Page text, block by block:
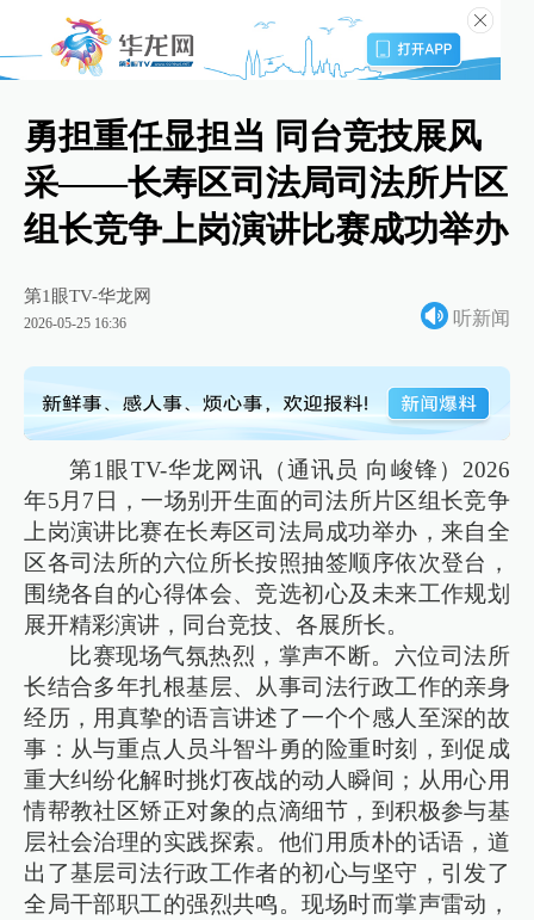
勇担重任显担当 同台竞技展风
采——长寿区司法局司法所片区
组长竞争上岗演讲比赛成功举办
第1眼TV-华龙网
2026-05-25 16:36 听新闻
第1眼TV-华龙网讯（通讯员 向峻锋）2026
年5月7日，一场别开生面的司法所片区组长竞争
上岗演讲比赛在长寿区司法局成功举办，来自全
区各司法所的六位所长按照抽签顺序依次登台，
围绕各自的心得体会、竞选初心及未来工作规划
展开精彩演讲，同台竞技、各展所长。
比赛现场气氛热烈，掌声不断。六位司法所
长结合多年扎根基层、从事司法行政工作的亲身
经历，用真挚的语言讲述了一个个感人至深的故
事：从与重点人员斗智斗勇的险重时刻，到促成
重大纠纷化解时挑灯夜战的动人瞬间；从用心用
情帮教社区矫正对象的点滴细节，到积极参与基
层社会治理的实践探索。他们用质朴的话语，道
出了基层司法行政工作者的初心与坚守，引发了
全局干部职工的强烈共鸣。现场时而掌声雷动，